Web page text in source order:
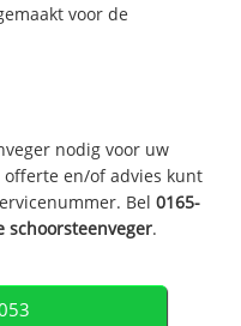
voor de
nodig voor uw
offerte en/of advies kunt
Bel0165-
schoorsteenveger.